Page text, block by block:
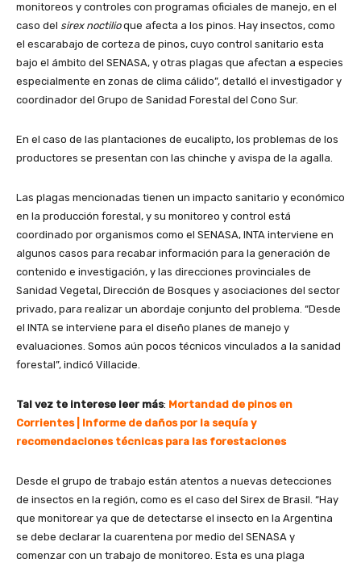
monitoreos y controles con programas oficiales de manejo, en el
caso del sirex noctilioque afecta a los pinos. Hay insectos, como
el escarabajo de corteza de pinos, cuyo control sanitario esta
bajo el ámbito del SENASA, y otras plagas que afectan a especies
especialmente en zonas de clima cálido”, detalló el investigador y
coordinador del Grupo de Sanidad Forestal del Cono Sur.
En el caso de las plantaciones de eucalipto, los problemas de los
productores se presentan con las chinche y avispa de la agalla.
Las plagas mencionadas tienen un impacto sanitario y económico
en la producción forestal, y su monitoreo y control está
coordinado por organismos como el SENASA, INTA interviene en
algunos casos para recabar información para la generación de
contenido e investigación, y las direcciones provinciales de
Sanidad Vegetal, Dirección de Bosques y asociaciones del sector
privado, para realizar un abordaje conjunto del problema. “Desde
el INTA se interviene para el diseño planes de manejo y
evaluaciones. Somos aún pocos técnicos vinculados a la sanidad
forestal”, indicó Villacide.
Tal vez te interese leer más: Mortandad de pinos en
Corrientes | Informe de daños por la sequía y
recomendaciones técnicas para las forestaciones
Desde el grupo de trabajo están atentos a nuevas detecciones
de insectos en la región, como es el caso del Sirex de Brasil. “Hay
que monitorear ya que de detectarse el insecto en la Argentina
se debe declarar la cuarentena por medio del SENASA y
comenzar con un trabajo de monitoreo. Esta es una plaga